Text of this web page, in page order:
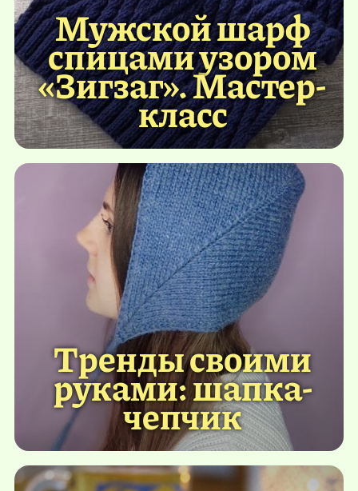
Мужской шарф
спицами узором
«Зигзаг». Мастер-
класс
Тренды своими
руками: шапка-
чепчик